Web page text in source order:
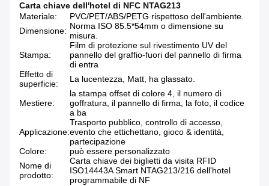
Carta chiave dell'hotel di NFC NTAG213
Materiale:
PVC/PET/ABS/PETG rispettoso dell'ambiente.
Dimensione: Norma ISO 85.5*54mm o dimensione su
misura.
Stampa:
Film di protezione sul rivestimento UV del
pannello del graffio-fuori del pannello di firma
di entra
Effetto di
superficie:
La lucentezza, Matt, ha glassato.
Mestiere:
la stampa offset di colore 4, il numero di
goffratura, il pannello di firma, la foto, il codice
a ba
Applicazione:
Trasporto pubblico, controllo di accesso,
evento che ettichettano, gioco & identità,
partecipazione
Colore:
può essere personalizzato
Nome di
prodotto:
Carta chiave dei biglietti da visita RFID
ISO14443A Smart NTAG213/216 dell'hotel
programmabile di NF